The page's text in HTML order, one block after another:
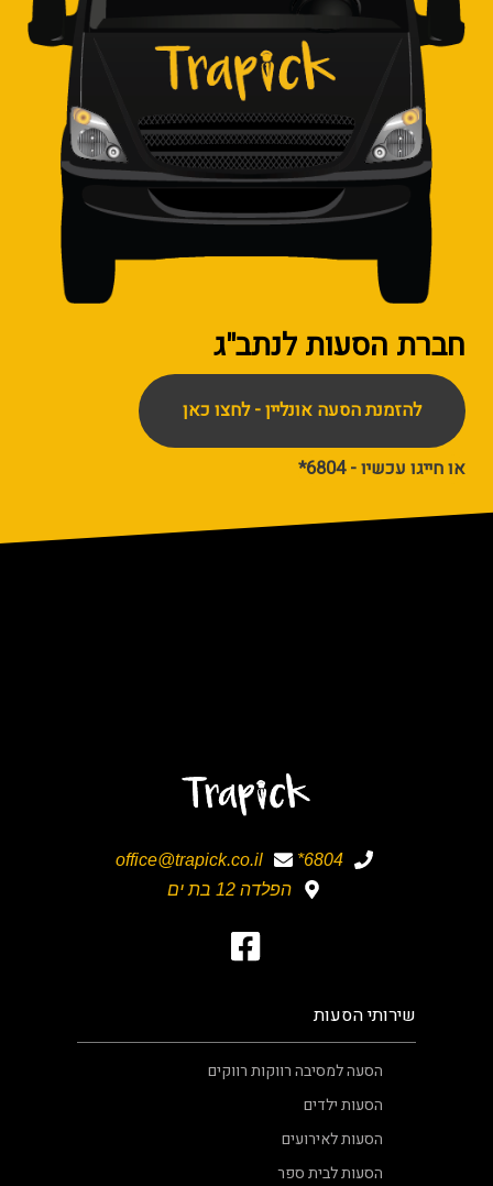
חברת הסעותלנתב"ג
להזמנת הסעה אונליין - לחצו כאן
או חייגו עכשיו - 6804*
6804*
office@trapick.co.il
הפלדה 12 בת ים
שירותי הסעות
הסעה למסיבה רווקות רווקים
הסעות ילדים
הסעות לאירועים
הסעות לבית ספר